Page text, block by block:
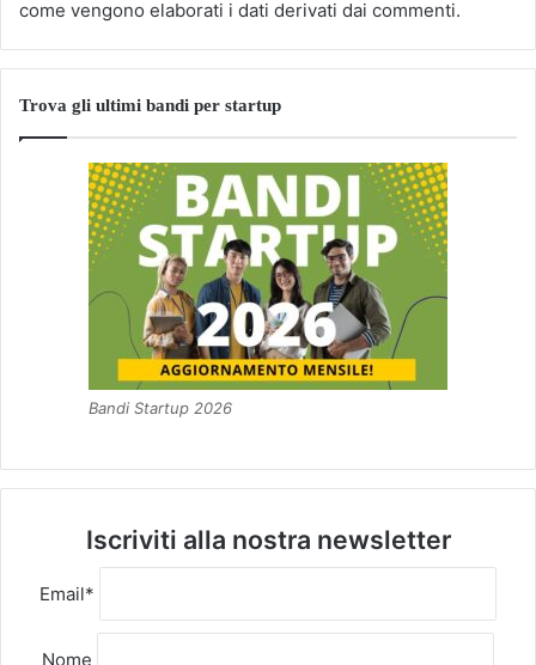
come vengono elaborati i dati derivati dai commenti.
Trova gli ultimi bandi per startup
Bandi Startup 2026
Iscriviti alla nostra newsletter
Email*
Nome